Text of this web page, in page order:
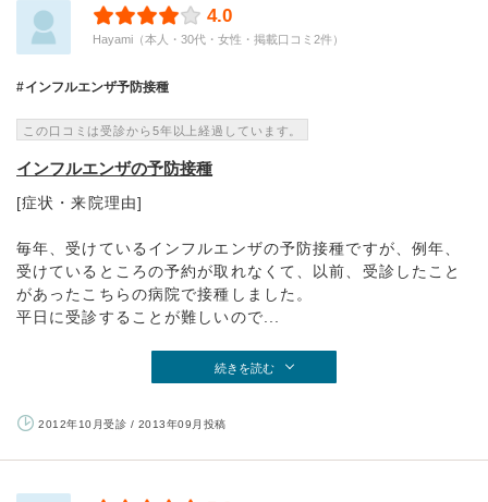
4.0
Hayami（本人・30代・女性・掲載口コミ2件）
インフルエンザ予防接種
この口コミは受診から5年以上経過しています。
インフルエンザの予防接種
[症状・来院理由]
毎年、受けているインフルエンザの予防接種ですが、例年、
受けているところの予約が取れなくて、以前、受診したこと
があったこちらの病院で接種しました。
平日に受診することが難しいので...
続きを読む
2012年10月受診 / 2013年09月投稿